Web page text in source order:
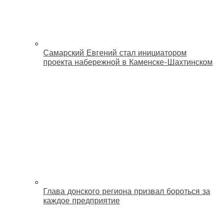
Самарский Евгений стал инициатором
проекта набережной в Каменске-Шахтинском
Глава донского региона призвал бороться за
каждое предприятие